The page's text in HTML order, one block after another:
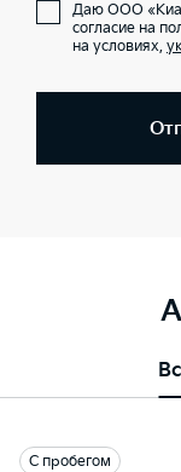
Даю ООО «Киа
согласие на
на условиях,
С пробегом